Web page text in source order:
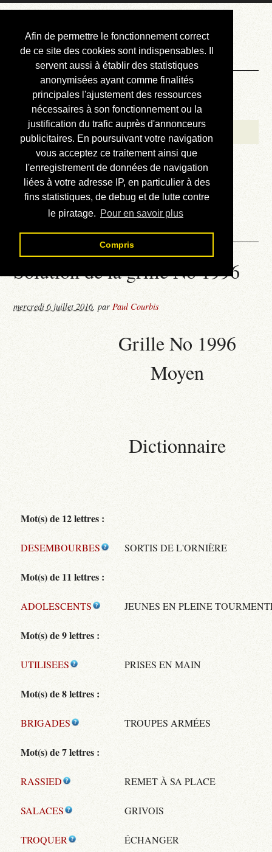
Afin de permettre le fonctionnement correct
de ce site des cookies sont indispensables. Il
servent aussi à établir des statistiques
anonymisées ayant comme finalités
principales l'ajustement des ressources
nécessaires à son fonctionnement ou la
justification du trafic auprès d'annonceurs
publicitaires. En poursuivant votre navigation
vous acceptez ce traitement ainsi que
l'enregistrement de données de navigation
liées à votre adresse IP, en particulier à des
fins statistiques, de debug et de lutte contre
le piratage. Pour en savoir plus
Compris
Courbis, « LE »
Blog Officiel
Bienvenue
Réalisations
Divers (et d’été)
Annonces
Liens externes
Téléchargement
Contact
Solution de la grille No 1996
mercredi 6 juillet 2016,parPaul Courbis
Grille No 1996
Moyen
Dictionnaire
Mot(s) de 12 lettres :
DESEMBOURBES SORTIS DE L'ORNIÈRE
Mot(s) de 11 lettres :
ADOLESCENTS JEUNES EN PLEINE
Mot(s) de 9 lettres :
UTILISEES PRISES EN MAIN
Mot(s) de 8 lettres :
BRIGADES TROUPES ARMÉES
Mot(s) de 7 lettres :
RASSIED REMET À SA PLACE
SALACES GRIVOIS
TROQUER ÉCHANGER